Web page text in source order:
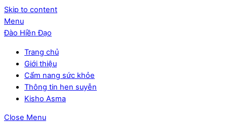
Skip to content
Menu
Đào Hiền Đạo
Trang chủ
Giới thiệu
Cẩm nang sức khỏe
Thông tin hen suyễn
Kisho Asma
Close Menu